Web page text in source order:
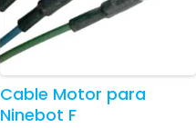
Cable Motor para
Ninebot F